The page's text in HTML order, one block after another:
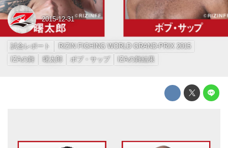
2015-12-31
試合レポート
RIZIN FIGHING WORLD GRAND-PRIX 2015
IZAの舞
曙太郎 ボブ・サップ IZAの舞結果